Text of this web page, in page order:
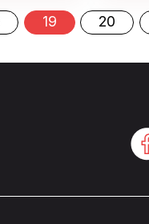
19 20